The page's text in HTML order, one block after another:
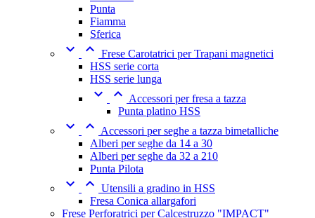
Punta
Fiamma
Sferica
  Frese Carotatrici per Trapani magnetici
HSS serie corta
HSS serie lunga
  Accessori per fresa a tazza
Punta platino HSS
  Accessori per seghe a tazza bimetalliche
Alberi per seghe da 14 a 30
Alberi per seghe da 32 a 210
Punta Pilota
  Utensili a gradino in HSS
Fresa Conica allargafori
Frese Perforatrici per Calcestruzzo "IMPACT"